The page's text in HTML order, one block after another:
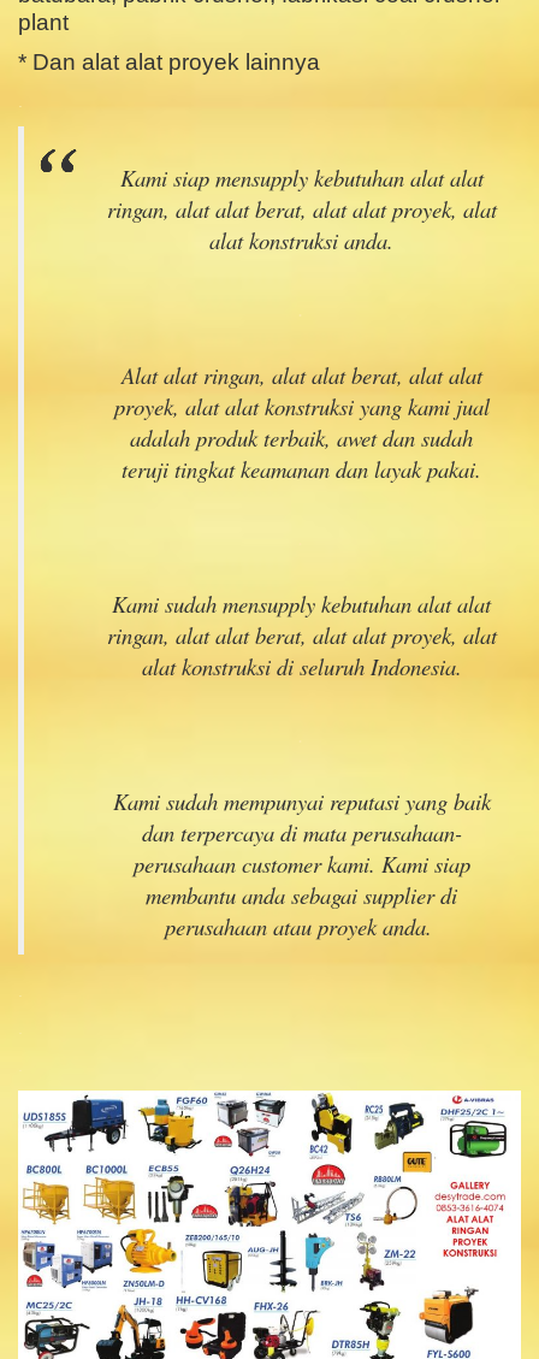
plant
* Dan alat alat proyek lainnya
Kami siap mensupply kebutuhan alat alat
ringan, alat alat berat, alat alat proyek, alat
alat konstruksi anda.
.
Alat alat ringan, alat alat berat, alat alat
proyek, alat alat konstruksi yang kami jual
adalah produk terbaik, awet dan sudah
teruji tingkat keamanan dan layak pakai.
Kami sudah mensupply kebutuhan alat alat
ringan, alat alat berat, alat alat proyek, alat
alat konstruksi di seluruh Indonesia.
.
Kami sudah mempunyai reputasi yang baik
dan terpercaya di mata perusahaan-
perusahaan customer kami. Kami siap
membantu anda sebagai supplier di
perusahaan atau proyek anda.